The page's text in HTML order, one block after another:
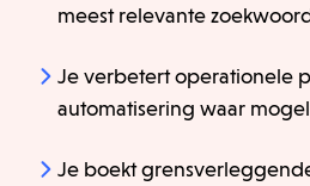
meest relevante
Je verbetert operationele
automatisering waar
Je boekt